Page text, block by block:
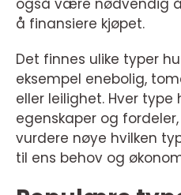
også være nødvendig
å finansiere kjøpet.
Det finnes ulike typer
eksempel enebolig,
eller leilighet. Hver type
egenskaper og
vurdere nøye hvilken
til ens behov og